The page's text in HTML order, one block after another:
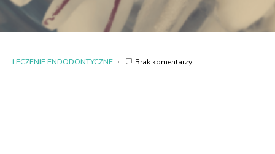
LECZENIE ENDODONTYCZNE Brak komentarzy